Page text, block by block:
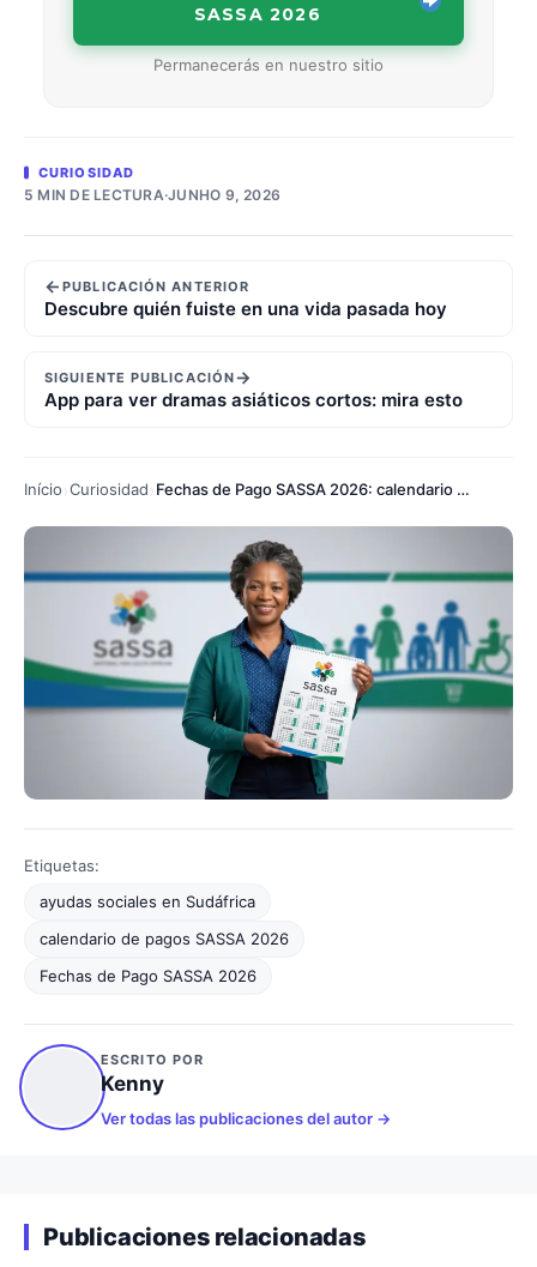
SASSA 2026
Permanecerás en nuestro sitio
CURIOSIDAD
5 MIN DE LECTURA·JUNHO 9, 2026
←PUBLICACIÓN ANTERIOR
Descubre quién fuiste en una vida pasada hoy
SIGUIENTE PUBLICACIÓN→
App para ver dramas asiáticos cortos: mira esto
Início Curiosidad Fechas de Pago SASSA 2026: calendario completo
Etiquetas:
ayudas sociales en Sudáfrica
calendario de pagos SASSA 2026
Fechas de Pago SASSA 2026
ESCRITO POR
Kenny
Ver todas las publicaciones del autor
Publicaciones relacionadas